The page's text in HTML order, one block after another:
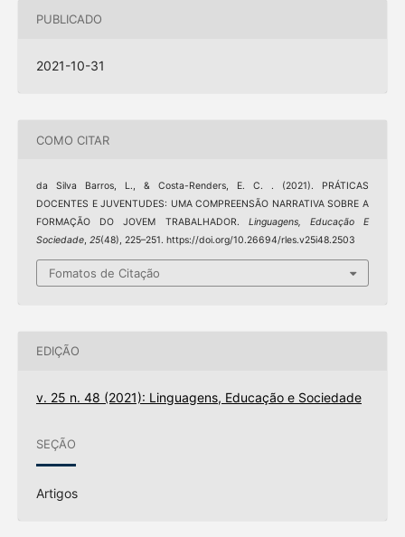
PUBLICADO
2021-10-31
COMO CITAR
da Silva Barros, L., & Costa-Renders, E. C. . (2021). PRÁTICAS
DOCENTES E JUVENTUDES: UMA COMPREENSÃO NARRATIVA SOBRE A
FORMAÇÃO DO JOVEM TRABALHADOR. Linguagens, Educação E
Sociedade, 25(48), 225–251. https://doi.org/10.26694/rles.v25i48.2503
Fomatos de Citação
EDIÇÃO
v. 25 n. 48 (2021): Linguagens, Educação e Sociedade
SEÇÃO
Artigos